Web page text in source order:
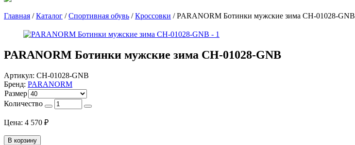
Главная /Каталог /Спортивная обувь /Кроссовки /PARANORM Ботинки мужские зима CH-01028-GNB
PARANORM Ботинки мужские зима CH-01028-GNB
Артикул: CH-01028-GNB
Бренд: PARANORM
Размер
Количество
Цена: 4 570 ₽
В корзину